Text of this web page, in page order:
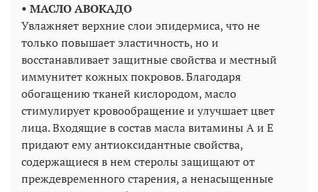
• МАСЛО АВОКАДО
Увлажняет верхние слои эпидермиса, что не
только повышает эластичность, но и
восстанавливает защитные свойства и местный
иммунитет кожных покровов. Благодаря
обогащению тканей кислородом, масло
стимулирует кровообращение и улучшает цвет
лица. Входящие в состав масла витамины А и Е
придают ему антиоксидантные свойства,
содержащиеся в нем стеролы защищают от
преждевременного старения, а ненасыщенные